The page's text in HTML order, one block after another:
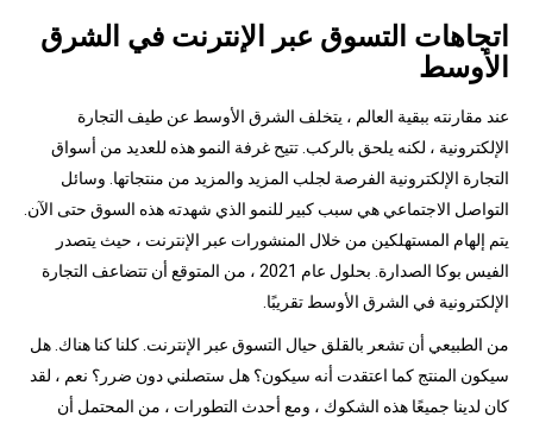
اتجاهات التسوق عبر الإنترنت في الشرق
الأوسط
عند مقارنته ببقية العالم ، يتخلف الشرق الأوسط عن طيف التجارة
الإلكترونية ، لكنه يلحق بالركب. تتيح غرفة النمو هذه للعديد من أسواق
التجارة الإلكترونية الفرصة لجلب المزيد والمزيد من منتجاتها. وسائل
التواصل الاجتماعي هي سبب كبير للنمو الذي شهدته هذه السوق حتى الآن.
يتم إلهام المستهلكين من خلال المنشورات عبر الإنترنت ، حيث يتصدر
الفيس بوكا الصدارة. بحلول عام 2021 ، من المتوقع أن تتضاعف التجارة
الإلكترونية في الشرق الأوسط تقريبًا.
من الطبيعي أن تشعر بالقلق حيال التسوق عبر الإنترنت. كلنا كنا هناك. هل
سيكون المنتج كما اعتقدت أنه سيكون؟ هل ستصلني دون ضرر؟ نعم ، لقد
كان لدينا جميعًا هذه الشكوك ، ومع أحدث التطورات ، من المحتمل أن